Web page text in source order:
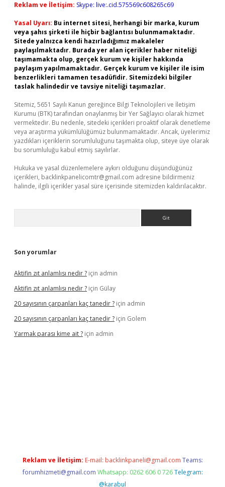
Reklam ve İletişim: Skype: live:.cid.575569c608265c69
Yasal Uyarı: Bu internet sitesi, herhangi bir marka, kurum
veya şahıs şirketi ile hiçbir bağlantısı bulunmamaktadır.
Sitede yalnızca kendi hazırladığımız makaleler
paylaşılmaktadır. Burada yer alan içerikler haber niteliği
taşımamakta olup, gerçek kurum ve kişiler hakkında
paylaşım yapılmamaktadır. Gerçek kurum ve kişiler ile isim
benzerlikleri tamamen tesadüfidir. Sitemizdeki bilgiler
taslak halindedir ve tavsiye niteliği taşımazlar.
Sitemiz, 5651 Sayılı Kanun gereğince Bilgi Teknolojileri ve İletişim
Kurumu (BTK) tarafından onaylanmış bir Yer Sağlayıcı olarak hizmet
vermektedir. Bu nedenle, sitedeki içerikleri proaktif olarak denetleme
veya araştırma yükümlülüğümüz bulunmamaktadır. Ancak, üyelerimiz
yazdıkları içeriklerin sorumluluğunu taşımakta olup, siteye üye olarak
bu sorumluluğu kabul etmiş sayılırlar.
Hukuka ve yasal düzenlemelere aykırı olduğunu düşündüğünüz
içerikleri, backlinkpanelicomtr@gmail.com adresine bildirmeniz
halinde, ilgili içerikler yasal süre içerisinde sitemizden kaldırılacaktır.
Son yorumlar
Aktifin zıt anlamlısı nedir ? için admin
Aktifin zıt anlamlısı nedir ? için Gülay
20 sayısının çarpanları kaç tanedir ? için admin
20 sayısının çarpanları kaç tanedir ? için Golem
Yarmak parası kime ait ? için admin
Reklam ve İletişim: E-mail: backlinkpaneli@gmail.com Teams:
forumhizmeti@gmail.com Whatsapp: 0262 606 0 726 Telegram:
@karabul